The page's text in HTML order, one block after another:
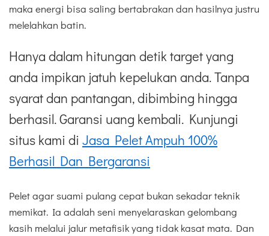
maka energi bisa saling bertabrakan dan hasilnya justru
melelahkan batin.
Hanya dalam hitungan detik target yang
anda impikan jatuh kepelukan anda. Tanpa
syarat dan pantangan, dibimbing hingga
berhasil. Garansi uang kembali. Kunjungi
situs kami di Jasa Pelet Ampuh 100%
Berhasil Dan Bergaransi
Pelet agar suami pulang cepat bukan sekadar teknik
memikat. Ia adalah seni menyelaraskan gelombang
kasih melalui jalur metafisik yang tidak kasat mata. Dan